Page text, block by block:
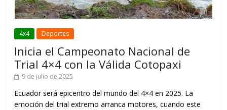
4x4 Deportes
Inicia el Campeonato Nacional de
Trial 4×4 con la Válida Cotopaxi
9 de julio de 2025
Ecuador será epicentro del mundo del 4×4 en 2025. La
emoción del trial extremo arranca motores, cuando este